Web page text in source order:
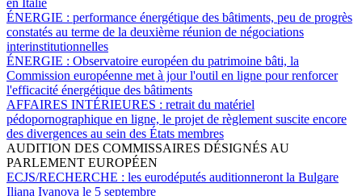
ÉNERGIE : performance énergétique des bâtiments, peu de progrès
constatés au terme de la deuxième réunion de négociations
interinstitutionnelles
ÉNERGIE : Observatoire européen du patrimoine bâti, la
Commission européenne met à jour l'outil en ligne pour renforcer
l'efficacité énergétique des bâtiments
AFFAIRES INTÉRIEURES : retrait du matériel
pédopornographique en ligne, le projet de règlement suscite encore
des divergences au sein des États membres
AUDITION DES COMMISSAIRES DÉSIGNÉS AU
PARLEMENT EUROPÉEN
ECJS/RECHERCHE : les eurodéputés auditionneront la Bulgare
Iliana Ivanova le 5 septembre